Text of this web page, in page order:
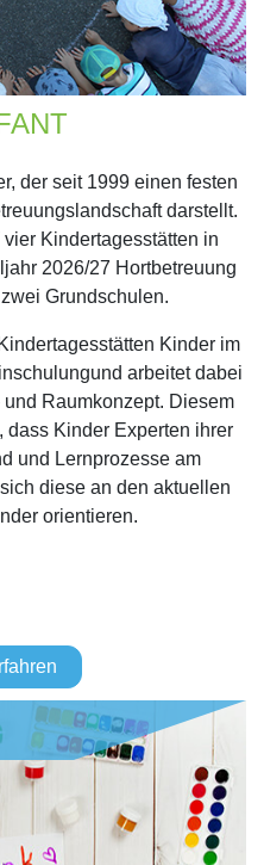
der seit 1999 einen festen
darstellt.
Kindertagesstätten in
2026/27 Hortbetreuung
Grundschulen.
Kinder im
arbeitet dabei
Raumkonzept. Diesem
dass Kinder Experten ihrer
und Lernprozesse am
diese an den aktuellen
orientieren.